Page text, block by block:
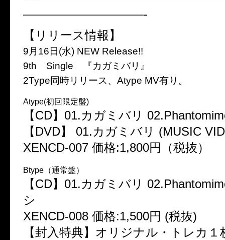
——————————-
【リリース情報】
9月16日(水) NEW Release!!
9th Single 『カガミバリ』
2Type同時リリース、Atype MV有り。
Atype(初回限定盤)
【CD】01.カガミバリ
【DVD】 01.カガミバリ (MUSIC
XENCD-007 価格:1,800円（税抜）
Btype（通常盤）
【CD】01.カガミバリ
シ
XENCD-008 価格:1,500円 (税抜)
【封入特典】オリジナル・トレカ１